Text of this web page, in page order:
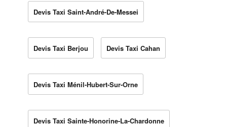
Devis Taxi Saint-André-De-Messei
Devis Taxi Berjou Devis Taxi Cahan
Devis Taxi Ménil-Hubert-Sur-Orne
Devis Taxi Sainte-Honorine-La-Chardonne